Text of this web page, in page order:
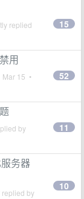
replied
15
用
Mar 15 •
52
by 11
务器
replied by
10